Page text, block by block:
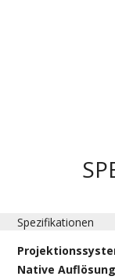
Spezifikationen
Native